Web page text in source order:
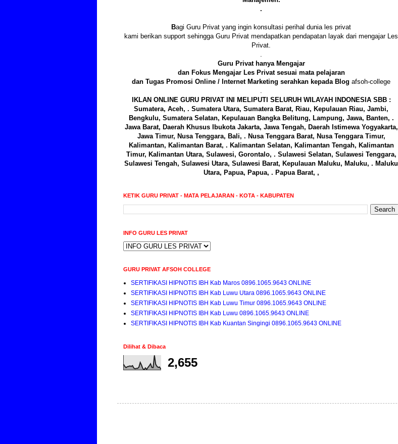
.
Bagi Guru Privat yang ingin konsultasi perihal dunia les privat
kami berikan support sehingga Guru Privat mendapatkan pendapatan layak dari mengajar Les
Privat.
Guru Privat hanya Mengajar
dan Fokus Mengajar Les Privat sesuai mata pelajaran
dan Tugas Promosi Online / Internet Marketing serahkan kepada Blog afsoh-college
IKLAN ONLINE GURU PRIVAT INI MELIPUTI SELURUH WILAYAH INDONESIA SBB :
Sumatera, Aceh, . Sumatera Utara, Sumatera Barat, Riau, Kepulauan Riau, Jambi,
Bengkulu, Sumatera Selatan, Kepulauan Bangka Belitung, Lampung, Jawa, Banten, .
Jawa Barat, Daerah Khusus Ibukota Jakarta, Jawa Tengah, Daerah Istimewa Yogyakarta,
Jawa Timur, Nusa Tenggara, Bali, . Nusa Tenggara Barat, Nusa Tenggara Timur,
Kalimantan, Kalimantan Barat, . Kalimantan Selatan, Kalimantan Tengah, Kalimantan
Timur, Kalimantan Utara, Sulawesi, Gorontalo, . Sulawesi Selatan, Sulawesi Tenggara,
Sulawesi Tengah, Sulawesi Utara, Sulawesi Barat, Kepulauan Maluku, Maluku, . Maluku
Utara, Papua, Papua, . Papua Barat, ,
KETIK GURU PRIVAT - MATA PELAJARAN - KOTA - KABUPATEN
INFO GURU LES PRIVAT
GURU PRIVAT AFSOH COLLEGE
SERTIFIKASI HIPNOTIS IBH Kab Maros 0896.1065.9643 ONLINE
SERTIFIKASI HIPNOTIS IBH Kab Luwu Utara 0896.1065.9643 ONLINE
SERTIFIKASI HIPNOTIS IBH Kab Luwu Timur 0896.1065.9643 ONLINE
SERTIFIKASI HIPNOTIS IBH Kab Luwu 0896.1065.9643 ONLINE
SERTIFIKASI HIPNOTIS IBH Kab Kuantan Singingi 0896.1065.9643 ONLINE
Dilihat & Dibaca
2,655